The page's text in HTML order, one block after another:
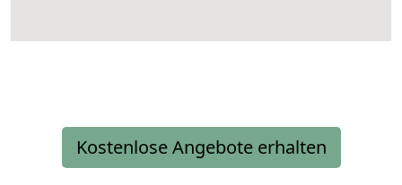
Kostenlose Angebote erhalten